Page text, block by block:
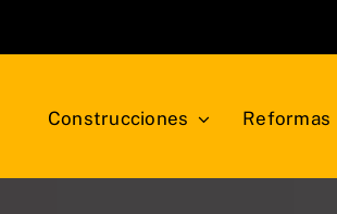
Construcciones Reformas